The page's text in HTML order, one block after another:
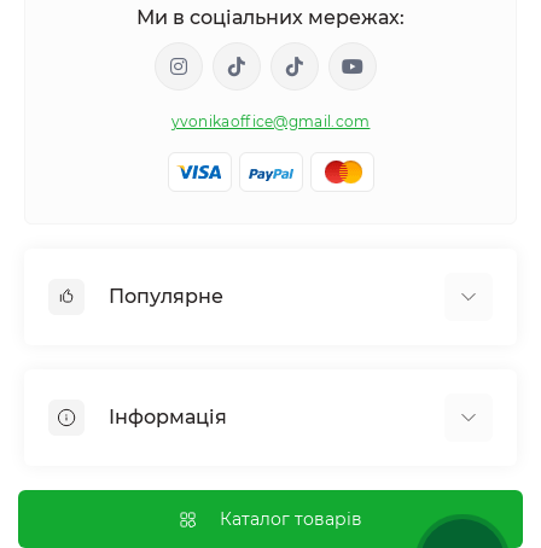
Ми в соціальних мережах:
yvonikaoffice@gmail.com
Популярне
Обмін речовин і вага
Імунна система
Гормональний баланс і обмін речовин
Інформація
Оплата і доставка
Каталог товарів